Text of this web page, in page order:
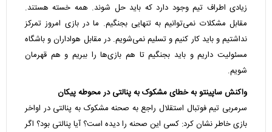
زیادی اطراف تیم وجود دارد که باید حل شوند. همه خسته هستند.
مقابل مشکلات نمی‌توانیم به تنهایی بجنگیم. ما در بازی امروز تمرکز
نداشتیم و باید کار کنیم و تسلیم نمی‌شویم. در مقابل هواداران و باشگاه
مسئولیت داریم و باید بجنگیم تا هم بازی‌ها را ببریم و هم قهرمان
شویم.
واکنش ساپینتو به خطای مشکوک به پنالتی در محوطه پیکان
سرمربی تیم فوتبال استقلال راجع به صحنه مشکوک به پنالتی در اواخر
بازی خاطر نشان کرد: کسی این صحنه را دیده است؟ آیا پنالتی بود؟ اگر